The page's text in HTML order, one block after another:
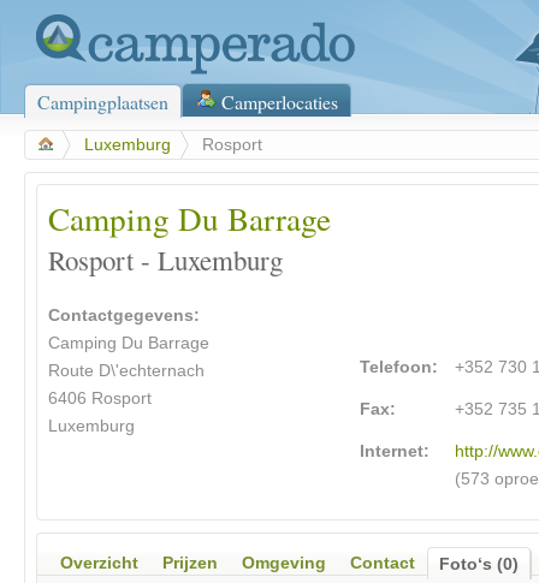
Campingplaatsen Camperlocaties
Luxemburg Rosport
Camping Du Barrage
Rosport - Luxemburg
Contactgegevens:
Camping Du Barrage
Route D\'echternach
6406 Rosport
Luxemburg
Telefoon: +352 730
Fax: +352 735
Internet:
http://
(573
Overzicht Prijzen Omgeving Contact
Foto‘s (0)